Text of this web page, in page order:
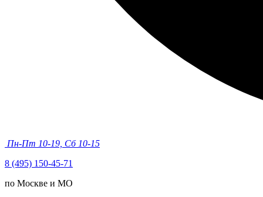
Пн-Пт 10-19, Сб 10-15
8 (495) 150-45-71
по Москве и МО